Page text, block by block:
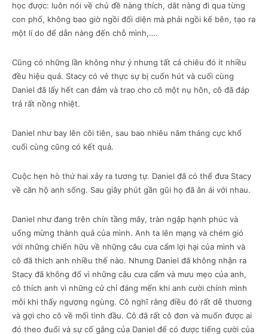
học được: luôn nói về chủ đề nàng thích, dắt nàng đi qua từng
con phố, không bao giờ ngồi đối diện mà phải ngồi kế bên, tạo ra
một lí do để dẫn nàng đến chỗ mình,….
Cũng có những lần không như ý nhưng tất cả chiêu đó ít nhiều
đều hiệu quả. Stacy có vẻ thực sự bị cuốn hút và cuối cùng
Daniel đã lấy hết can đảm và trao cho cô một nụ hôn, cô đã đáp
trả rất nồng nhiệt.
Daniel như bay lên cõi tiên, sau bao nhiêu năm tháng cực khổ
cuối cùng cũng có kết quả.
Cuộc hẹn hò thứ hai xảy ra tương tự. Daniel đã có thể đưa Stacy
về căn hộ anh sống. Sau giây phút gần gũi họ đã ân ái với nhau.
Daniel như đang trên chín tầng mây, tràn ngập hạnh phúc và
uống mừng thành quả của mình. Anh ta lên mạng và chém gió
với những chiến hữu về những câu cưa cẩm lợi hại của mình và
cô đã thích anh nhiều thế nào. Nhưng Daniel đã không nhận ra
Stacy đã không đổ vì những câu cưa cẩm và mưu mẹo của anh,
cô thích anh vì những cử chỉ đáng mến khi anh cười chính mình
mỗi khi thấy ngượng ngùng. Cô nghĩ rằng điều đó rất dễ thương
và gợi cho cô về mối tình đầu. Cô đã rất cô đơn và muốn được ai
đó theo đuổi và sự cố gắng của Daniel để có được tiếng cười của